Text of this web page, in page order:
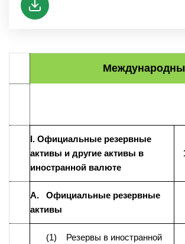
I. Официальные резервные
активы и другие активы в
иностранной валюте
A. Официальные резервные
активы
(1) Резервы в иностранной